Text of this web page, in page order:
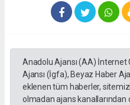
Anadolu Ajansı (AA)
Ajansı (İgfa), Beyaz Haber
eklenen tüm haberler,
olmadan ajans